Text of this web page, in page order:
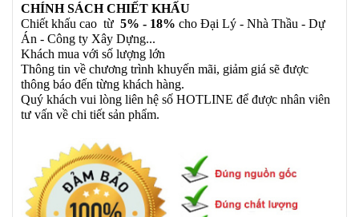
CHÍNH SÁCH CHIẾT KHẤU
Chiết khấu cao từ 5% - 18% cho Đại Lý - Nhà Thầu - Dự
Án - Công ty Xây Dựng...
Khách mua với số lượng lớn
Thông tin về chương trình khuyến mãi, giảm giá sẽ được
thông báo đến từng khách hàng.
Quý khách vui lòng liên hệ số HOTLINE để được nhân viên
tư vấn về chi tiết sản phẩm.